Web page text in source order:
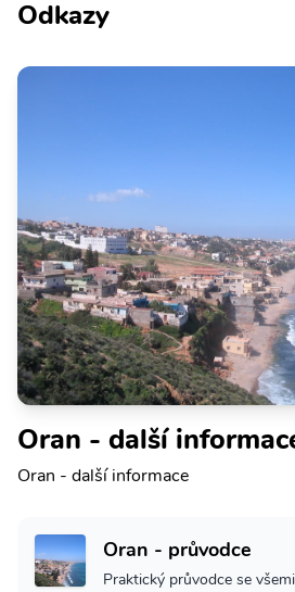
Odkazy
Oran - další
Oran - další informace
Oran - průvodce
Praktický průvodce se